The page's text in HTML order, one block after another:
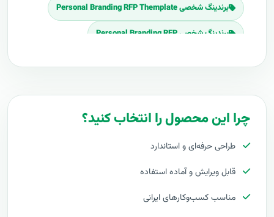
برندینگ شخصی Personal Branding RFP Themplate
برندینگ شخصی Personal Branding RFP
پلان پروپوزال برندینگ شخصی Personal Branding
چرا این محصول را انتخاب کنید؟
طراحی حرفه‌ای و استاندارد
قابل ویرایش و آماده استفاده
مناسب کسب‌وکارهای ایرانی